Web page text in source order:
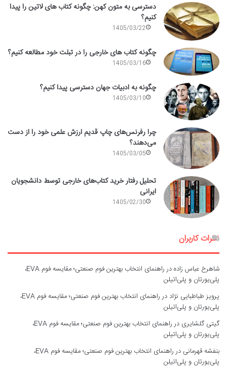
دسترسی به متون کهن: چگونه کتاب های لاتین را پیدا
کنیم؟
1405/03/22
چگونه کتاب های خارجی را در تبلت خود مطالعه کنیم؟
1405/03/16
چگونه به ادبیات جهان دسترسی پیدا کنیم؟
1405/03/10
چرا رفرنس‌های چاپ قدیم ارزش علمی خود را از دست
می‌دهند؟
1405/03/05
تحلیل رفتار خرید کتاب‌های خارجی توسط دانشجویان
ایرانی
1405/02/30
نظرات کاربران
شاهرخ عباس زادهدر
راهنمای انتخاب بهترین فوم صنعتی؛ مقایسه فوم EVA،
پلی‌یورتان و پلی‌اتیلن
پرویز طباطبایی نژاد در
راهنمای انتخاب بهترین فوم صنعتی؛ مقایسه فوم EVA،
پلی‌یورتان و پلی‌اتیلن
گیتی گلشایری در
راهنمای انتخاب بهترین فوم صنعتی؛ مقایسه فوم EVA،
پلی‌یورتان و پلی‌اتیلن
بنفشه قهرمانی در
راهنمای انتخاب بهترین فوم صنعتی؛ مقایسه فوم EVA،
پلی‌یورتان و پلی‌اتیلن